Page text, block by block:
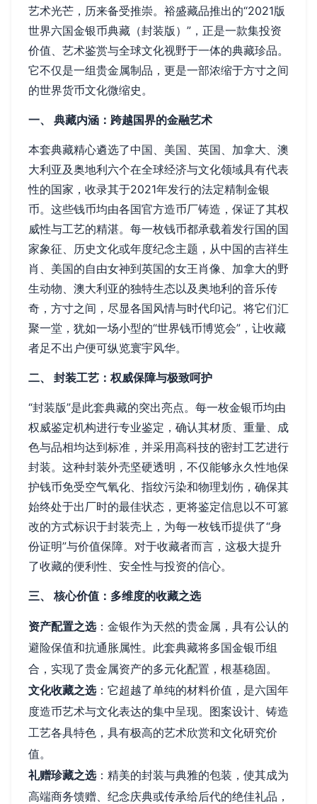
艺术光芒，历来备受推崇。裕盛藏品推出的“2021版
世界六国金银币典藏（封装版）”，正是一款集投资
价值、艺术鉴赏与全球文化视野于一体的典藏珍品。
它不仅是一组贵金属制品，更是一部浓缩于方寸之间
的世界货币文化微缩史。
一、 典藏内涵：跨越国界的金融艺术
本套典藏精心遴选了中国、美国、英国、加拿大、澳
大利亚及奥地利六个在全球经济与文化领域具有代表
性的国家，收录其于2021年发行的法定精制金银
币。这些钱币均由各国官方造币厂铸造，保证了其权
威性与工艺的精湛。每一枚钱币都承载着发行国的国
家象征、历史文化或年度纪念主题，从中国的吉祥生
肖、美国的自由女神到英国的女王肖像、加拿大的野
生动物、澳大利亚的独特生态以及奥地利的音乐传
奇，方寸之间，尽显各国风情与时代印记。将它们汇
聚一堂，犹如一场小型的“世界钱币博览会”，让收藏
者足不出户便可纵览寰宇风华。
二、 封装工艺：权威保障与极致呵护
“封装版”是此套典藏的突出亮点。每一枚金银币均由
权威鉴定机构进行专业鉴定，确认其材质、重量、成
色与品相均达到标准，并采用高科技的密封工艺进行
封装。这种封装外壳坚硬透明，不仅能够永久性地保
护钱币免受空气氧化、指纹污染和物理划伤，确保其
始终处于出厂时的最佳状态，更将鉴定信息以不可篡
改的方式标识于封装壳上，为每一枚钱币提供了“身
份证明”与价值保障。对于收藏者而言，这极大提升
了收藏的便利性、安全性与投资的信心。
三、 核心价值：多维度的收藏之选
资产配置之选：金银作为天然的贵金属，具有公认的
避险保值和抗通胀属性。此套典藏将多国金银币组
合，实现了贵金属资产的多元化配置，根基稳固。
文化收藏之选：它超越了单纯的材料价值，是六国年
度造币艺术与文化表达的集中呈现。图案设计、铸造
工艺各具特色，具有极高的艺术欣赏和文化研究价
值。
礼赠珍藏之选：精美的封装与典雅的包装，使其成为
高端商务馈赠、纪念庆典或传承给后代的绝佳礼品，